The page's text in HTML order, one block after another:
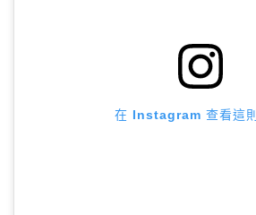
在 Instagram 查看這